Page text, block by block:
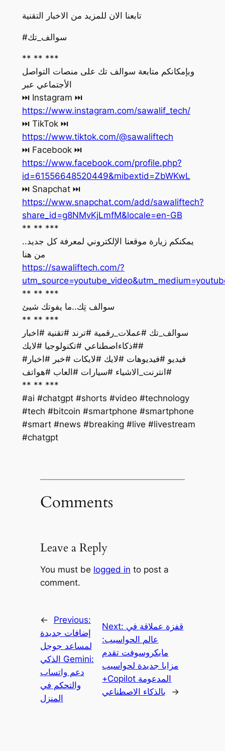
تابعنا الان للمزيد من الاخبار التقنية
#سوالف_تك
** ** ***
وبإمكانكم متابعة سوالف تك على منصات التواصل
الأجتماعي عبر
‏⏭ Instagram ⏭
https://www.instagram.com/sawalif_tech/
‏⏭ TikTok ⏭
https://www.tiktok.com/@sawaliftech
‏⏭ Facebook ⏭
https://www.facebook.com/profile.php?
id=61556648520449&mibextid=ZbWKwL
‏⏭ Snapchat ⏭
https://www.snapchat.com/add/sawaliftech?
share_id=g8NMvKjLmfM&locale=en-GB
** ** ***
يمكنكم زيارة موقعنا الإلكتروني لمعرفة كل جديد..
من هنا
https://sawaliftech.com/?
** ** ***
سوالف تِك..ما يفوتك شيئ
** ** ***
سوالف_تك #عملات_رقمية #ترند #تقنية #اخبار
#ذكاءاصطناعي #تكنولوجيا #لايك#
فيديو #فيديوهات #لايك #لايكات #خبر #اخبار#
#انترنت_الاشياء #سيارات #العاب #هواتف
** ** ***
#ai #chatgpt #shorts #video #technology
#tech #bitcoin #smartphone #smartphone
#smart #news #breaking #live #livestream
#chatgpt
Comments
Leave a Reply
You must be logged in to post a
comment.
←
Previous:
إضافات جديدة
لمساعد جوجل
الذكي Gemini:
دعم واتساب
والتحكم في
المنزل
Next: قفزة عملاقة في
عالم الحواسيب:
مايكروسوفت تقدم
مزايا جديدة لحواسيب
+Copilot المدعومة
بالذكاء الاصطناعي
→